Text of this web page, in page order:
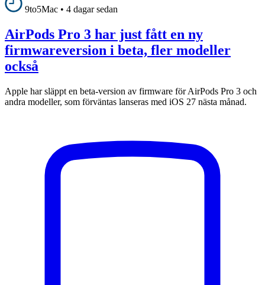
9to5Mac • 4 dagar sedan
AirPods Pro 3 har just fått en ny
firmwareversion i beta, fler modeller
också
Apple har släppt en beta-version av firmware för AirPods Pro 3 och
andra modeller, som förväntas lanseras med iOS 27 nästa månad.